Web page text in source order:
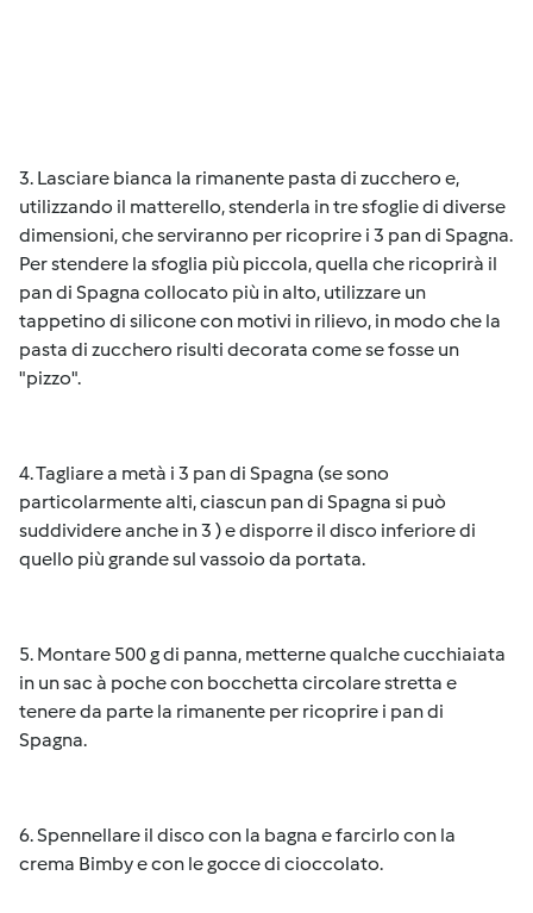
3. Lasciare bianca la rimanente pasta di zucchero e,
utilizzando il matterello, stenderla in tre sfoglie di diverse
dimensioni, che serviranno per ricoprire i 3 pan di Spagna.
Per stendere la sfoglia più piccola, quella che ricoprirà il
pan di Spagna collocato più in alto, utilizzare un
tappetino di silicone con motivi in rilievo, in modo che la
pasta di zucchero risulti decorata come se fosse un
"pizzo".
4. Tagliare a metà i 3 pan di Spagna (se sono
particolarmente alti, ciascun pan di Spagna si può
suddividere anche in 3 ) e disporre il disco inferiore di
quello più grande sul vassoio da portata.
5. Montare 500 g di panna, metterne qualche cucchiaiata
in un sac à poche con bocchetta circolare stretta e
tenere da parte la rimanente per ricoprire i pan di
Spagna.
6. Spennellare il disco con la bagna e farcirlo con la
crema Bimby e con le gocce di cioccolato.